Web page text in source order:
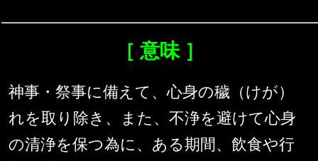
［ 意味 ］
神事・祭事に備えて、心身の穢（けが）
れを取り除き、また、不浄を避けて心身
の清浄を保つ為に、ある期間、飲食や行